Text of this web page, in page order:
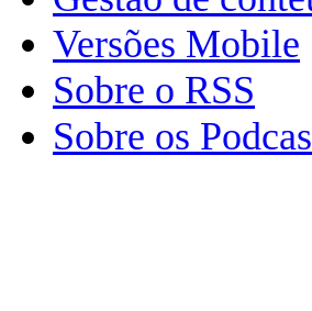
Versões Mobile
Sobre o RSS
Sobre os